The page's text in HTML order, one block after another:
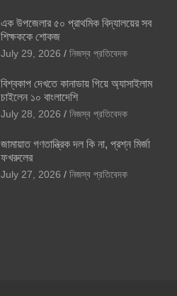
এক উপজেলার ৫০ প্রাথমিক বিদ্যালয়ের সব
শিক্ষককে শোকজ
July 29, 2026 নিজস্ব প্রতিবেদক
বিশ্বকাপ দেখতে কানাডায় গিয়ে অ্যাসাইলাম
চাইলেন ১০ বাংলাদেশি
July 28, 2026 নিজস্ব প্রতিবেদক
জামায়াত গণতান্ত্রিক দল কি না, প্রশ্ন মির্জা
ফখরুলের
July 27, 2026 নিজস্ব প্রতিবেদক